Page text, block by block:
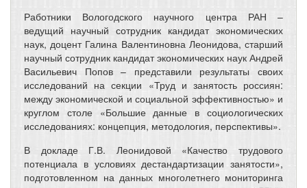
Работники Вологодского научного центра РАН –
ведущий научный сотрудник кандидат экономических
наук, доцент Галина Валентиновна Леонидова, старший
научный сотрудник кандидат экономических наук Андрей
Васильевич Попов – представили результаты своих
исследований на секции «Труд и занятость россиян:
между экономической и социальной эффективностью» и
круглом столе «Большие данные в социологических
исследованиях: концепция, методология, перспективы».
В докладе Г.В. Леонидовой «Качество трудового
потенциала в условиях дестандартизации занятости»,
подготовленном на данных многолетнего мониторинга